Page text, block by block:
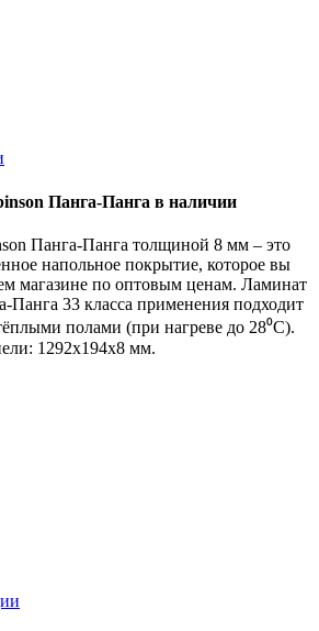
Панга-Панга в наличии
Панга-Панга толщиной 8 мм – это
напольное покрытие, которое вы
магазине по оптовым ценам. Ламинат
Панга 33 класса применения подходит
полами (при нагреве до 28⁰С).
1292x194x8 мм.